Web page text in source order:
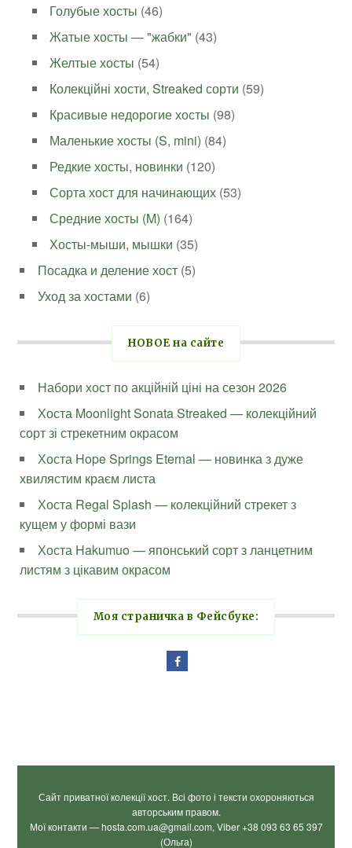
Голубые хосты (46)
Жатые хосты — "жабки" (43)
Желтые хосты (54)
Колекційні хости, Streaked сорти (59)
Красивые недорогие хосты (98)
Маленькие хосты (S, mini) (84)
Редкие хосты, новинки (120)
Сорта хост для начинающих (53)
Средние хосты (M) (164)
Хосты-мыши, мышки (35)
Посадка и деление хост (5)
Уход за хостами (6)
НОВОЕ на сайте
Набори хост по акційній ціні на сезон 2026
Хоста Moonlight Sonata Streaked — колекційний
сорт зі стрекетним окрасом
Хоста Hope Springs Eternal — новинка з дуже
хвилястим краєм листа
Хоста Regal Splash — колекційний стрекет з
кущем у формі вази
Хоста Hakumuo — японський сорт з ланцетним
листям з цікавим окрасом
Моя страничка в Фейсбуке:
Сайт приватної колекції хост. Всі фото і тексти охороняються
авторським правом.
Мої контакти — hosta.com.ua@gmail.com, Viber +38 093 63 65 397
(Ольга)